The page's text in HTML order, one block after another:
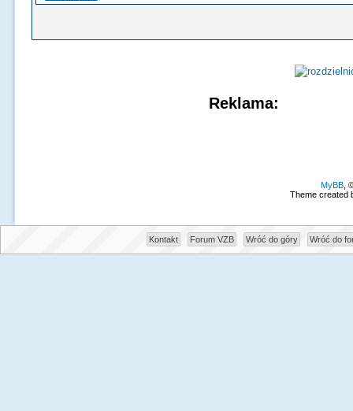
Reklama:
MyBB,
Theme created
Kontakt Forum VZB Wróć do góry Wróć do